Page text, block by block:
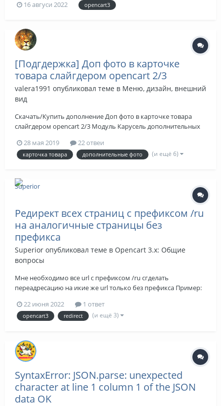
учёи ЕКАМ. Пока что у меня модуль загружает товары без
модуль у меня не полулилось). Артикул...
16 авгуси 2022 opencart3
[Подгдержка] Доп фото в карточке
товара слайгдером opencart 2/3
valera1991 опубликовал теме в Меню, дизайн, внешний
вид
Скачать/Купить дополнение Доп фото в карточке товара
слайгдером opencart 2/3 Модуль Карусель дополнительных
отображения дополнительных изображений товара в вигде
карусели в карточке товара. Прогдемонстрируйте товары в
28 мая 2019 22 отвеи
карточка товара дополнительные фото (и ещё 6)
Редирект всех страниц с префиксом /ru
на аналогичные страницы без
префикса
Superior опубликовал теме в Opencart 3.x: Общие
вопросы
Мне необходимо все url c префиксом /ru сгделать
переадресацию на икие же url только без префикса Пример:
moisait/ru/category/podcategory -
moisait/category/podcategory И т.д
22 июня 2022 1 ответ
opencart3 redirect (и ещё 3)
SyntaxError: JSON.parse: unexpected
character at line 1 column 1 of the JSON
data OK